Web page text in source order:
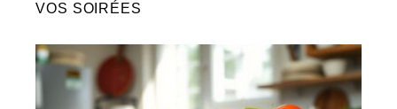
VOS SOIRÉES